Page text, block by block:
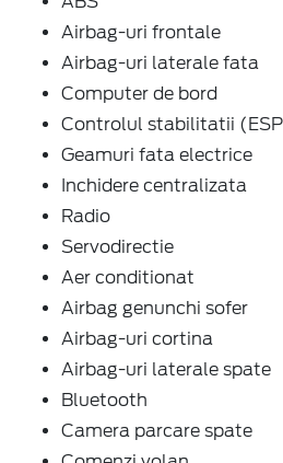
Airbag-uri frontale
Airbag-uri laterale fata
Computer de bord
Controlul stabilitatii (ESP)
Geamuri fata electrice
Inchidere centralizata
Radio
Servodirectie
Aer conditionat
Airbag genunchi sofer
Airbag-uri cortina
Airbag-uri laterale spate
Bluetooth
Camera parcare spate
Comenzi volan